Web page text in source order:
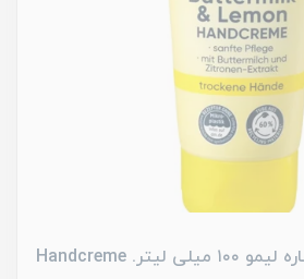
کرم دست شیر و عصاره لیمو ۱۰۰ میلی لیتر. Handcreme